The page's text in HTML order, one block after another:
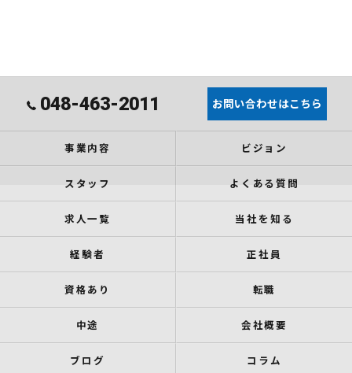
048-463-2011 お問い合わせはこちら
事業内容 ビジョン
スタッフ よくある質問
求人一覧 当社を知る
経験者 正社員
資格あり 転職
中途 会社概要
ブログ コラム